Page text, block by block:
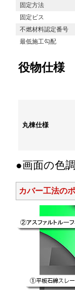
固定方法
固定ビス
不燃材料認定番号
最低施工勾配
役物仕様
丸棟仕様
●画面の色
カバー工法の